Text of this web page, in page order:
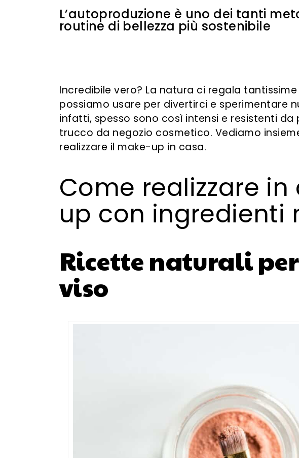
L’autoproduzione è uno dei tanti
routine di bellezza più sostenibile
Incredibile vero? La natura ci regala
possiamo usare per divertirci e sperimentare
infatti, spesso sono così intensi e resistenti da
trucco da negozio cosmetico. Vediamo
realizzare il make-up in casa.
Come realizzare
up con ingredienti
Ricette naturali
viso